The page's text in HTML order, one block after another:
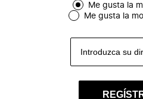
Me gusta la
Me gusta la